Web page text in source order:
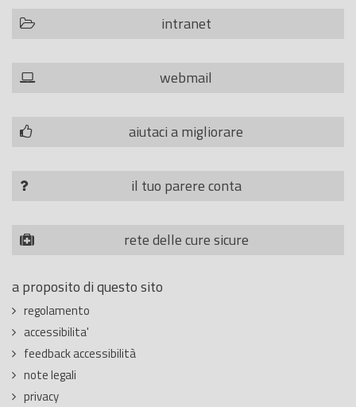
intranet
webmail
aiutaci a migliorare
il tuo parere conta
rete delle cure sicure
a proposito di questo sito
regolamento
accessibilita'
feedback accessibilità
note legali
privacy